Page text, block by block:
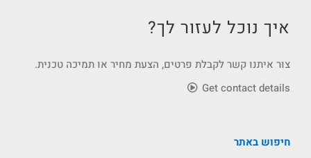
איך נוכל לעזור לך?
צור איתנו קשר לקבלת פרטים, הצעת מחיר או תמיכה טכנית.
Get contact details
חיפוש באתר